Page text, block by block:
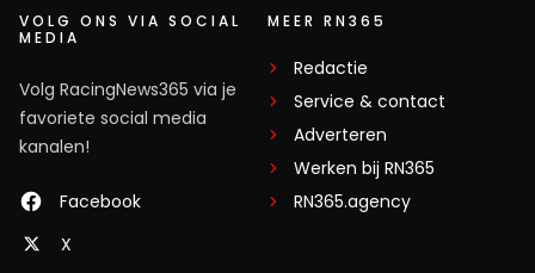
VOLG ONS VIA SOCIAL
MEDIA
Volg RacingNews365 via je
favoriete social media
kanalen!
Facebook
X
MEER RN365
Redactie
Service & contact
Adverteren
Werken bij RN365
RN365.agency